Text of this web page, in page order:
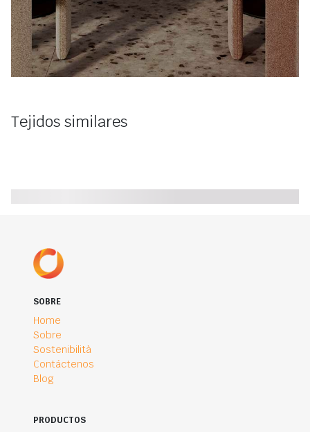
Tejidos similares
SOBRE
Home
Sobre
Sostenibilità
Contáctenos
Blog
PRODUCTOS